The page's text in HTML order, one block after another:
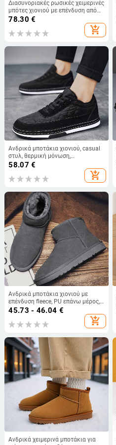
Διασυνοριακές ρωσικές χειμερινές
μπότες χιονιού με επένδυση από
φλις, ζεστές για εξωτερικούς
AliExpress εξωτερικού εμπορίου
78.30 €
add_shopping_cart
Ανδρικά μποτάκια χιονιού, casual
στυλ, θερμική μόνωση,
αντιολισθητική εξωτερική σόλα
εσωτερικά με συνθετικό κοντό
58.07 €
add_shopping_cart
Ανδρικά μποτάκια χιονιού με
επένδυση fleece, PU επάνω μέρος,
σόλα από καουτσούκ, ψηλός ύφος,
45.73 - 46.04 €
add_shopping_cart
Ανδρικά χειμερινά μποτάκια για